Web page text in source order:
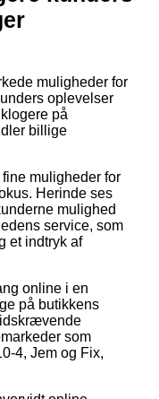
muligheder for
oplevelser
på
billige
muligheder for
Herinde ses
mulighed
service, som
et indtryk af
online i en
på butikkens
som
4, Jem og Fix,